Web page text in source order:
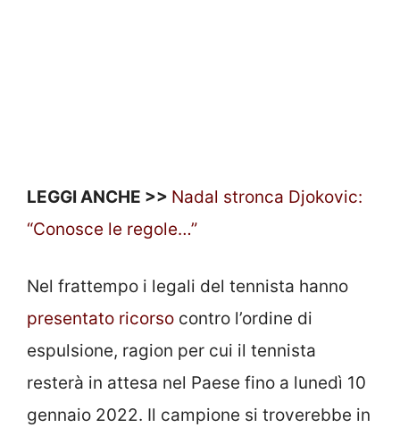
LEGGI ANCHE >> Nadal stronca Djokovic:
“Conosce le regole…”
Nel frattempo i legali del tennista hanno
presentato ricorso contro l’ordine di
espulsione, ragion per cui il tennista
resterà in attesa nel Paese fino a lunedì 10
gennaio 2022. Il campione si troverebbe in